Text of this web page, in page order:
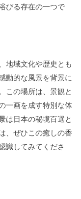
びる存在の一つで
地域文化や歴史とも
動的な風景を背景に
この場所は、景観と
一画を成す特別な体
は日本の秘境百選と
、ぜひこの癒しの香
識してみてくださ